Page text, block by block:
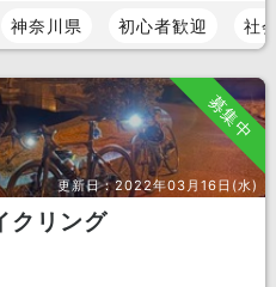
神奈川県 初心者歓迎 社
募集中
更新日：2022年03月16日(水)
クリング